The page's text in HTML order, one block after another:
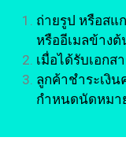
ถ่ายรูป หรือสแ
หรืออีเมลข้าง
เมื่อได้รับเอกส
ลูกค้าชำระเงิ
กำหนดนัดหมา